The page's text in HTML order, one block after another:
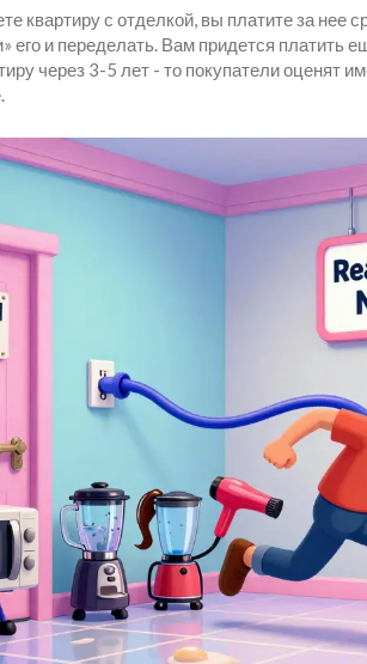
квартиру с отделкой, вы платите за нее
его и переделать. Вам придется платить
через 3-5 лет - то покупатели оценят